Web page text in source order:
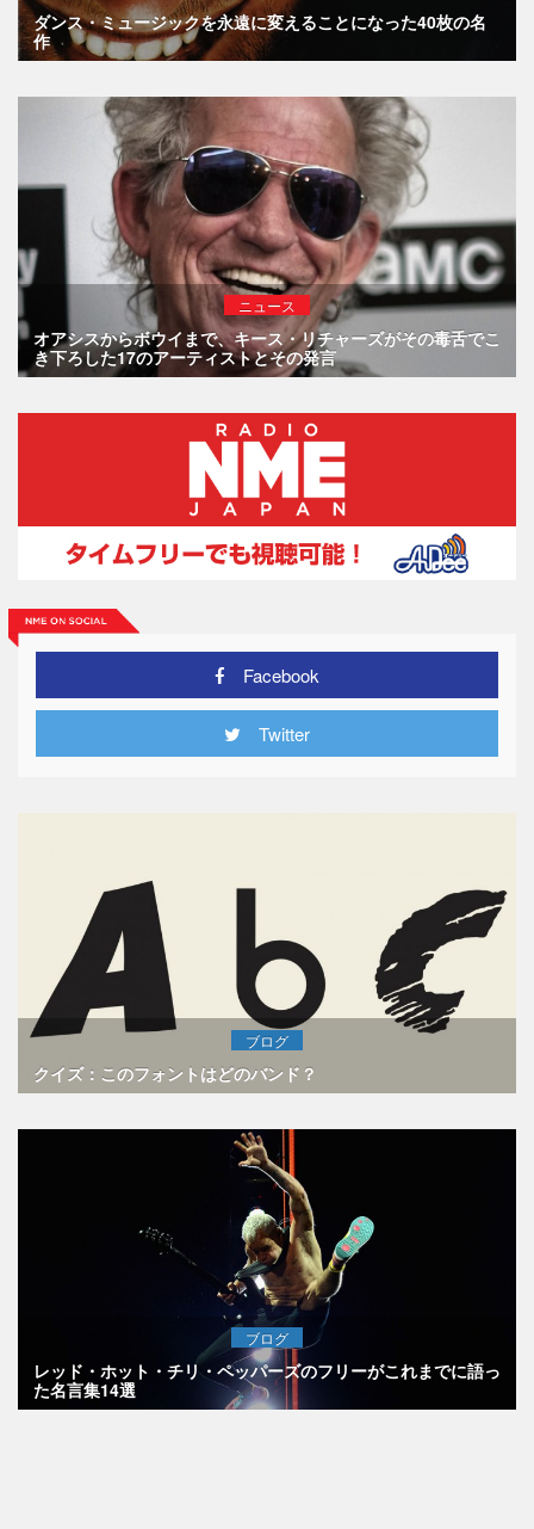
ダンス・ミュージックを永遠に変えることになった40枚の名
作
ニュース
オアシスからボウイまで、キース・リチャーズがその毒舌でこ
き下ろした17のアーティストとその発言
Facebook
Twitter
ブログ
クイズ：このフォントはどのバンド？
ブログ
レッド・ホット・チリ・ペッパーズのフリーがこれまでに語っ
た名言集14選